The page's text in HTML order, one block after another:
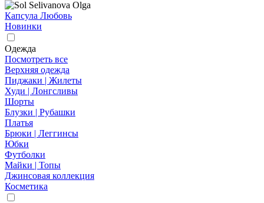
Капсула Любовь
Новинки
Одежда
Посмотреть все
Верхняя одежда
Пиджаки | Жилеты
Худи | Лонгсливы
Шорты
Блузки | Рубашки
Платья
Брюки | Леггинсы
Юбки
Футболки
Майки | Топы
Джинсовая коллекция
Косметика